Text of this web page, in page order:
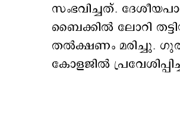
സംഭവിച്ചത്.
ബൈക്കില്‍ ലോറി
തല്‍ക്ഷണം മരിച്ചു.
കോളജില്‍